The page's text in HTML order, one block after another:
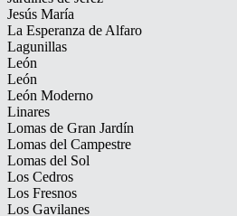
Jesús María
La Esperanza de Alfaro
Lagunillas
León
León
León Moderno
Linares
Lomas de Gran Jardín
Lomas del Campestre
Lomas del Sol
Los Cedros
Los Fresnos
Los Gavilanes